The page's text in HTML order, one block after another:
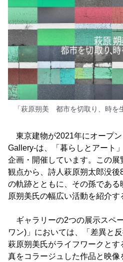
「萩原朔美 都市を切取り、時を
東京建物が2021年にオープ
Gallery-は、「暮らしとアート
企画・開催しています。この
観点から、詩人萩原朔太郎没
の軌跡とともに、その孫であ
原朔美氏の幅広い活動を紹介す
ギャラリーの2つの展示スペ
ワン)」においては、「差異と
萩原朔美氏がライフワークと
真をコラージュした作品と映